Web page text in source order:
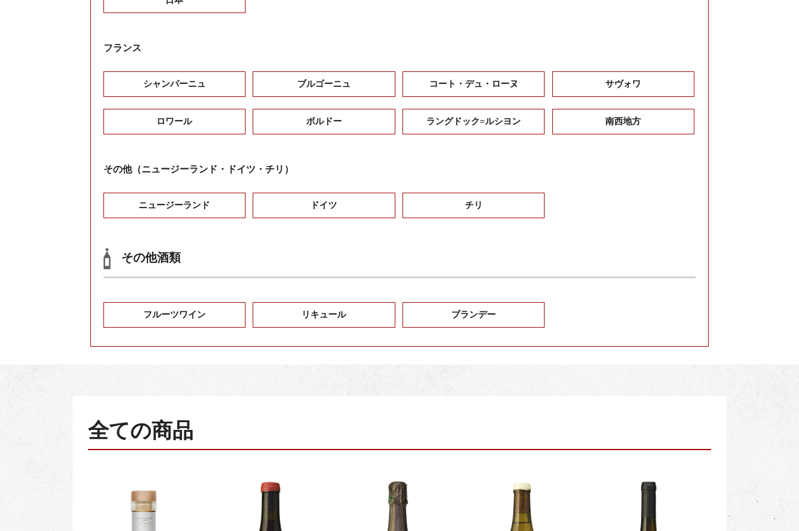
フランス
シャンパーニュ ブルゴーニュ コート・デュ・ローヌ サヴォワ
ロワール ボルドー ラングドック=ルシヨン 南西地方
その他（ニュージーランド・ドイツ・チリ）
ニュージーランド ドイツ チリ
その他酒類
フルーツワイン リキュール ブランデー
全ての商品